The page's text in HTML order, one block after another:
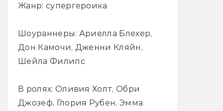
Жанр: супергероика
Шоураннеры: Ариелла Блехер,
Дон Камочи, Дженни Кляйн,
Шейла Филипс
В ролях: Оливия Холт, Обри
Джозеф, Глория Рубен, Эмма